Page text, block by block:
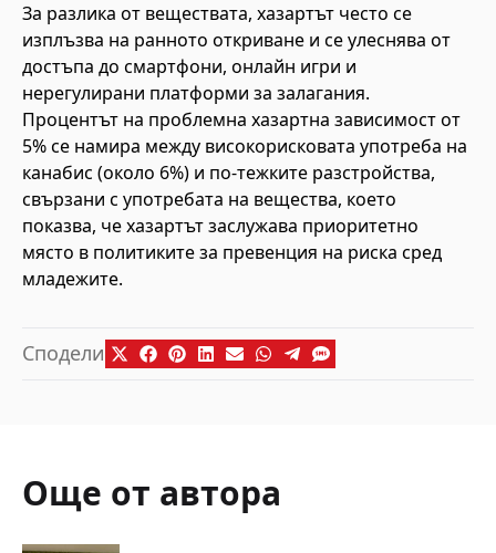
За разлика от веществата, хазартът често се
изплъзва на ранното откриване и се улеснява от
достъпа до смартфони, онлайн игри и
нерегулирани платформи за залагания.
Процентът на проблемна хазартна зависимост от
5% се намира между високорисковата употреба на
канабис (около 6%) и по-тежките разстройства,
свързани с употребата на вещества, което
показва, че хазартът заслужава приоритетно
място в политиките за превенция на риска сред
младежите.
Сподели
Още от автора